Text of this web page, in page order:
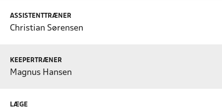
ASSISTENTTRÆNER
Christian Sørensen
KEEPERTRÆNER
Magnus Hansen
LÆGE